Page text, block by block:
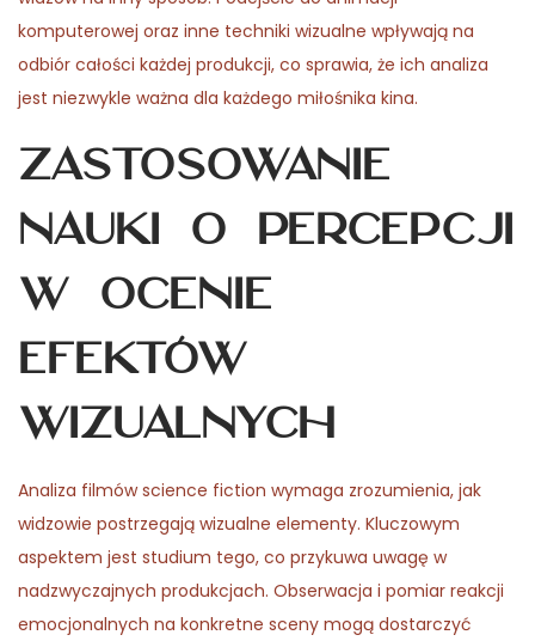
komputerowej oraz inne techniki wizualne wpływają na
odbiór całości każdej produkcji, co sprawia, że ich analiza
jest niezwykle ważna dla każdego miłośnika kina.
Zastosowanie
nauki o percepcji
w ocenie
efektów
wizualnych
Analiza filmów science fiction wymaga zrozumienia, jak
widzowie postrzegają wizualne elementy. Kluczowym
aspektem jest studium tego, co przykuwa uwagę w
nadzwyczajnych produkcjach. Obserwacja i pomiar reakcji
emocjonalnych na konkretne sceny mogą dostarczyć